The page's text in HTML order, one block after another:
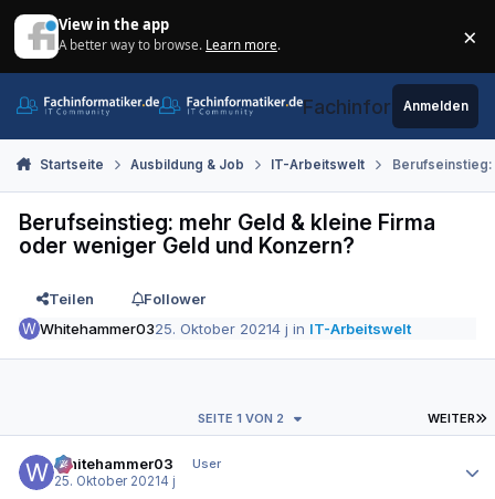
View in the app
A better way to browse. Learn more. ×
Fachinformatiker.de
Anmelden
Startseite Ausbildung & Job IT-Arbeitswelt Berufseinstieg:
Berufseinstieg: mehr Geld & kleine Firma
oder weniger Geld und Konzern?
Teilen
Follower
Whitehammer0325. Oktober 20214 j in IT-Arbeitswelt
WEITER
SEITE 1 VON 2
Whitehammer03
User
25. Oktober 2021 4 j